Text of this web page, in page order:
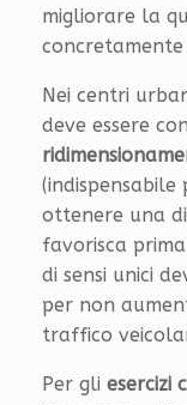
migliorare la
Nei centri
deve essere
ottenere una
favorisca
di sensi unici
per non
traffico
Per gli esercizi